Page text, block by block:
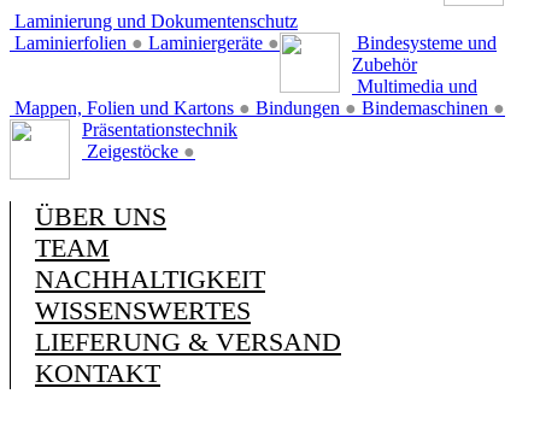
Laminierung und Dokumentenschutz
Laminierfolien ● Laminiergeräte ●
Bindesysteme und
Zubehör
Mappen, Folien und Kartons ● Bindungen ● Bindemaschinen ●
Multimedia und
Präsentationstechnik
Zeigestöcke ●
ÜBER UNS
TEAM
NACHHALTIGKEIT
WISSENSWERTES
LIEFERUNG & VERSAND
KONTAKT